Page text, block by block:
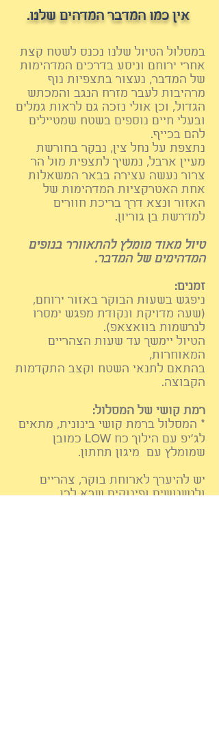
אין כמו המדבר המדהים שלנו.
במסלול הטיול שלנו נכנס לשטח קצת
אחרי ירוחם וניסע בדרכים המדהימות
של המדבר, נעצור בתצפיות נוף
מרהיבות לעבר מזרח הנגב והמכתש
הגדול, וכן אולי נזכה גם לראות גמלים
ובעלי חיים נוספים בשטח שמטיילים
להם בכייף.
נתצפת על נחל צין, נבקר בחורשת
מעיין ארבל, נמשיך לתצפית מול הר
צרור נעשה עצירה בבאר המשאלות
אחת האטרקציות המדהימות של
האזור ונצא דרך בריכת חוורים
למדרשת בן גוריון.
טיול מאוד מומלץ להתאוורר בנופים
המדהימים של המדבר.
זמנים:
ניפגש בשעות הבוקר באזור ירוחם,
(שעה מדויקת ונקודת מפגש ימסרו
לנרשמות בוואצאפ).
הטיול יימשך עד שעות הצהריים
המאוחרות,
בהתאם לתנאי השטח וקצב התקדמות
הקבוצה.
רמת קושי של המסלול:
* המסלול ברמת קושי בינונית, מתאים
לג'יפ עם הילוך כח LOW כמובן
שמומלץ עם מיגון תחתון.
יש להיערך לארוחת בוקר, צהריים
ולנשנושים ופינוקים שבא לכן.